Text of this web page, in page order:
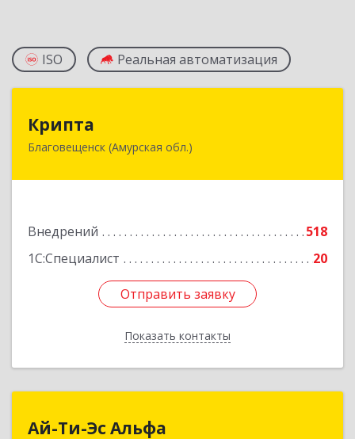
ISO Реальная автоматизация
Крипта
Благовещенск (Амурская обл.)
Внедрений
518
1С:Специалист
20
Отправить заявку
Показать контакты
675000, Амурская обл, Благовещенск г,
Отправить заявку
Назад
Ай-Ти-Эс Альфа